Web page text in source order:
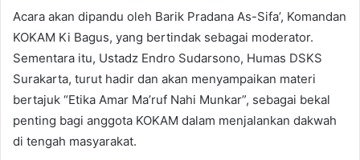
Acara akan dipandu oleh Barik Pradana As-Sifa’, Komandan
KOKAM Ki Bagus, yang bertindak sebagai moderator.
Sementara itu, Ustadz Endro Sudarsono, Humas DSKS
Surakarta, turut hadir dan akan menyampaikan materi
bertajuk “Etika Amar Ma’ruf Nahi Munkar”, sebagai bekal
penting bagi anggota KOKAM dalam menjalankan dakwah
di tengah masyarakat.